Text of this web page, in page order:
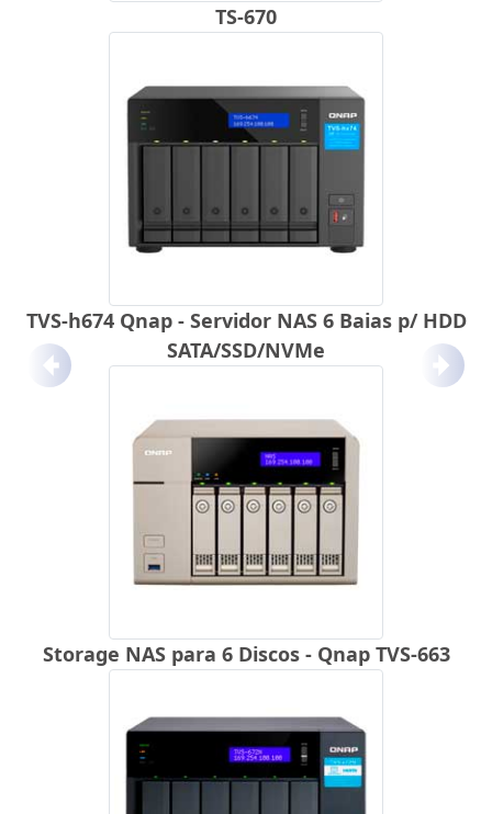
TS-670
TVS-h674 Qnap - Servidor NAS 6 Baias p/ HDD
SATA/SSD/NVMe
Storage NAS para 6 Discos - Qnap TVS-663
Anterior